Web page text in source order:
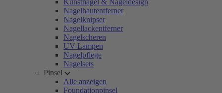
Kunstnägel & Nageldesign
Nagelhautentferner
Nagelknipser
Nagellackentferner
Nagelscheren
UV-Lampen
Nagelpflege
Nagelsets
Pinsel
Alle anzeigen
Foundationpinsel